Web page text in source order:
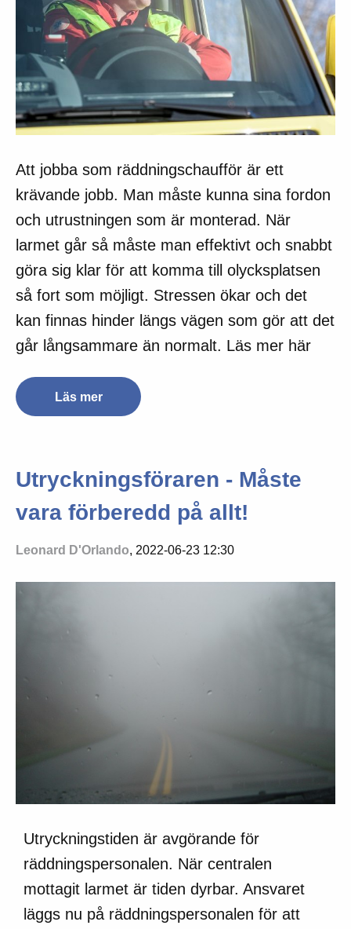
Att jobba som räddningschaufför är ett
krävande jobb. Man måste kunna sina fordon
och utrustningen som är monterad. När
larmet går så måste man effektivt och snabbt
göra sig klar för att komma till olycksplatsen
så fort som möjligt. Stressen ökar och det
kan finnas hinder längs vägen som gör att det
går långsammare än normalt. Läs mer här
Läs mer
Utryckningsföraren - Måste
vara förberedd på allt!
Leonard D'Orlando, 2022-06-23 12:30
Utryckningstiden är avgörande för
räddningspersonalen. När centralen
mottagit larmet är tiden dyrbar. Ansvaret
läggs nu på räddningspersonalen för att